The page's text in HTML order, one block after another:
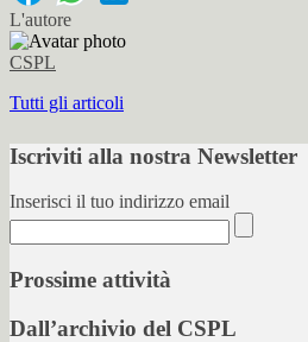
L'autore
CSPL
Tutti gli articoli
Iscriviti alla nostra Newsletter
Inserisci il tuo indirizzo email
Prossime attività
Dall’archivio del CSPL